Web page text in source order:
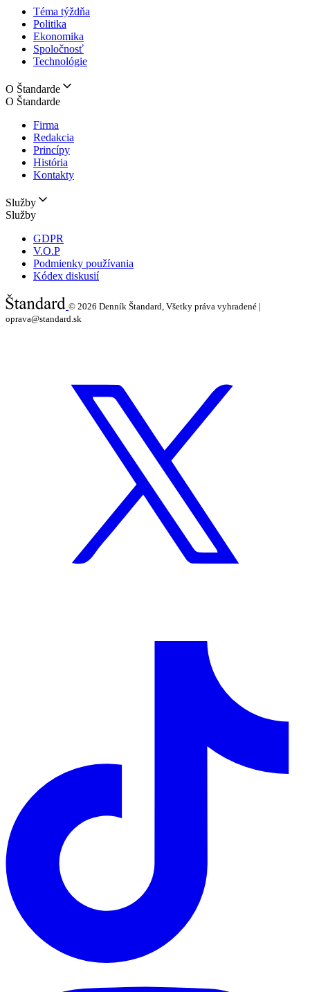
Téma týždňa
Politika
Ekonomika
Spoločnosť
Technológie
O Štandarde
O Štandarde
Firma
Redakcia
Princípy
História
Kontakty
Služby
Služby
GDPR
V.O.P
Podmienky používania
Kódex diskusií
© 2026 Denník Štandard, Všetky práva vyhradené |
oprava@standard.sk